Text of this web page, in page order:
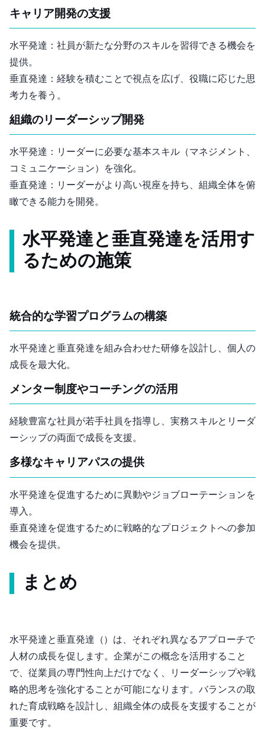
キャリア開発の支援
水平発達：社員が新たな分野のスキルを習得できる機会を
提供。
垂直発達：経験を積むことで視点を広げ、役職に応じた思
考力を養う。
組織のリーダーシップ開発
水平発達：リーダーに必要な基本スキル（マネジメント、
コミュニケーション）を強化。
垂直発達：リーダーがより高い視座を持ち、組織全体を俯
瞰できる能力を開発。
水平発達と垂直発達を活用す
るための施策
統合的な学習プログラムの構築
水平発達と垂直発達を組み合わせた研修を設計し、個人の
成長を最大化。
メンター制度やコーチングの活用
経験豊富な社員が若手社員を指導し、実務スキルとリーダ
ーシップの両面で成長を支援。
多様なキャリアパスの提供
水平発達を促進するために異動やジョブローテーションを
導入。
垂直発達を促進するために戦略的なプロジェクトへの参加
機会を提供。
まとめ
水平発達と垂直発達（Horizontal and Vertical Development）は、それぞれ異なるアプローチで
人材の成長を促します。企業がこの概念を活用すること
で、従業員の専門性向上だけでなく、リーダーシップや戦
略的思考を強化することが可能になります。バランスの取
れた育成戦略を設計し、組織全体の成長を支援することが
重要です。